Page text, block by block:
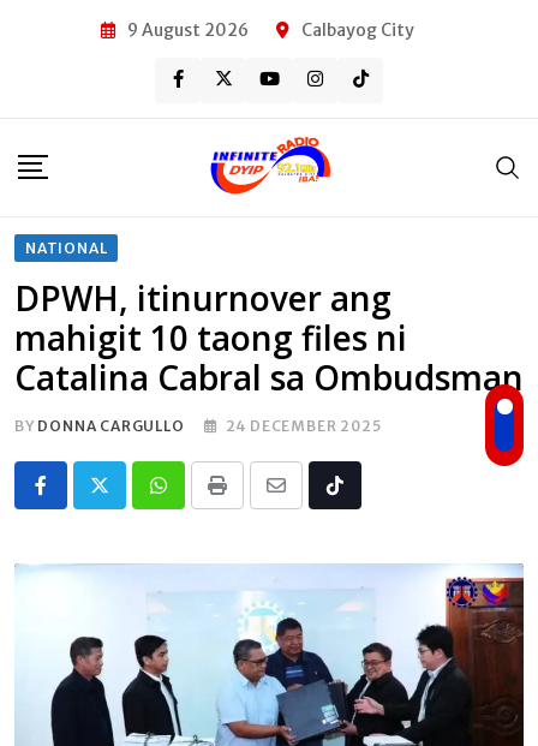
9 August 2026 Calbayog City
NATIONAL
DPWH, itinurnover ang
mahigit 10 taong files ni
Catalina Cabral sa Ombudsman
BY DONNA CARGULLO 24 DECEMBER 2025
Whatsapp
Print
Share
Email
Tiktok